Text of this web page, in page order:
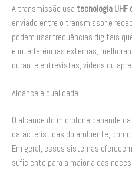
A transmissão usa tecnologia UHF
enviado entre o transmissor e
podem usar frequências digitais
e interferências externas,
durante entrevistas, vídeos ou
Alcance e qualidade
O alcance do microfone depende
características do ambiente,
Em geral, esses sistemas
suficiente para a maioria das